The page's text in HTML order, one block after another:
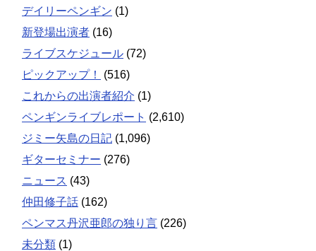
デイリーペンギン (1)
新登場出演者 (16)
ライブスケジュール (72)
ピックアップ！
(516)
これからの出演者紹介 (1)
ペンギンライブレポート (2,610)
ジミー矢島の日記 (1,096)
ギターセミナー (276)
ニュース (43)
仲田修子話 (162)
ペンマス丹沢亜郎の独り言 (226)
未分類 (1)